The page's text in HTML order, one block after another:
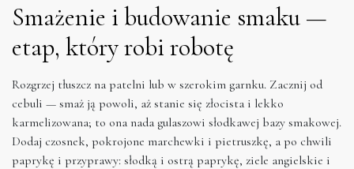
Smażenie i budowanie smaku —
etap, który robi robotę
Rozgrzej tłuszcz na patelni lub w szerokim garnku. Zacznij od
cebuli — smaż ją powoli, aż stanie się złocista i lekko
karmelizowana; to ona nada gulaszowi słodkawej bazy smakowej.
Dodaj czosnek, pokrojone marchewki i pietruszkę, a po chwili
paprykę i przyprawy: słodką i ostrą paprykę, ziele angielskie i